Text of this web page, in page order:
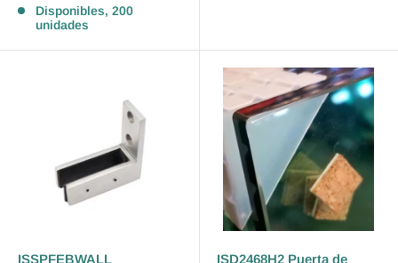
Disponibles, 200
unidades
ISSPFEBWALL
ISD2468H2 Puerta de